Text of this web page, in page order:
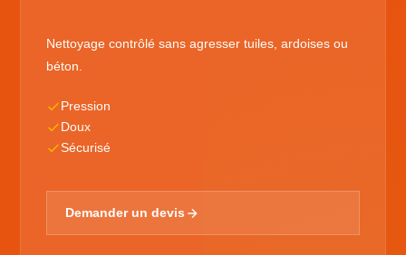
Nettoyage contrôlé sans agresser tuiles, ardoises ou
béton.
Pression
Doux
Sécurisé
Demander un devis